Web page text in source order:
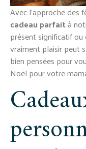
Avec l’approche
cadeau parfaità
présent significatif ou
vraiment plaisir peut
bien pensées pour
Noël pour votre